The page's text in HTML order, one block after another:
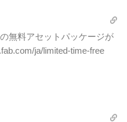
無料アセットパッケージが
ja/limited-time-free